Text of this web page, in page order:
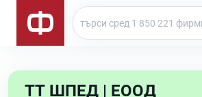
ТТ ШПЕД | ЕООД